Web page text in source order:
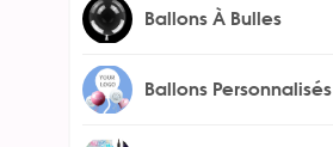
Ballons À Bulles
Ballons Personnalisés